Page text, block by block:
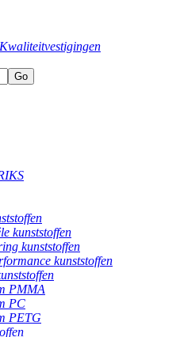
vestigingen
Go
kunststoffen
kunststoffen
kunststoffen
PMMA
PC
PETG